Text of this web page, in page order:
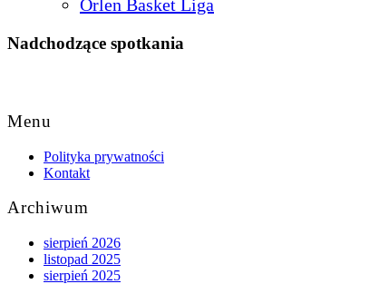
Orlen Basket Liga
Nadchodzące spotkania
Top
Menu
Polityka prywatności
Kontakt
Archiwum
sierpień 2026
listopad 2025
sierpień 2025